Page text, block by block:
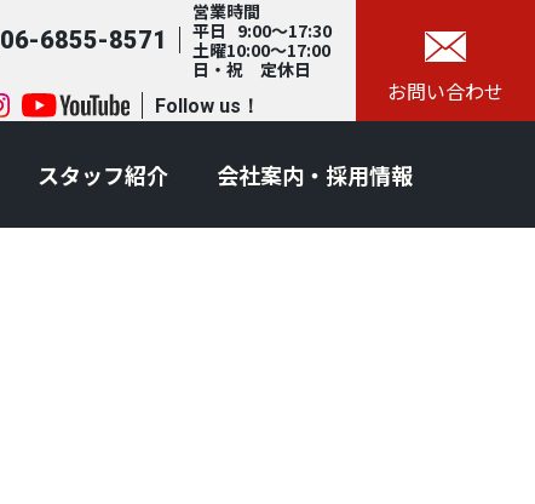
06-6855-8571
営業時間
平日 9:00～17:30
土曜10:00～17:00
日・祝 定休日
Follow us！ お問い合わせ
スタッフ紹介 会社案内・採用情報